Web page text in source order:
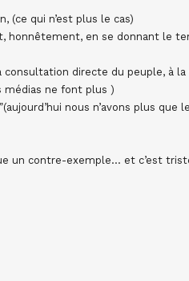
(ce qui n’est plus le cas)
honnêtement, en se donnant le
directe du peuple, à la
médias ne font plus )
nous n’avons plus que
un contre-exemple… et c’est